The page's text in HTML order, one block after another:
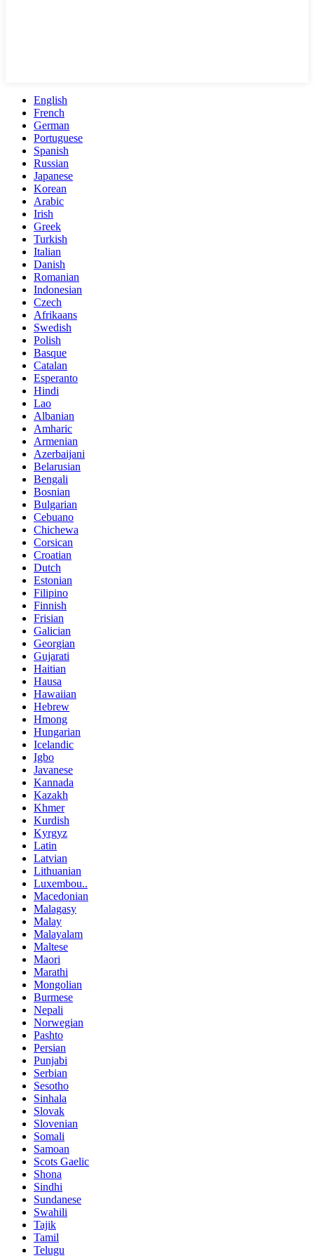
English
French
German
Portuguese
Spanish
Russian
Japanese
Korean
Arabic
Irish
Greek
Turkish
Italian
Danish
Romanian
Indonesian
Czech
Afrikaans
Swedish
Polish
Basque
Catalan
Esperanto
Hindi
Lao
Albanian
Amharic
Armenian
Azerbaijani
Belarusian
Bengali
Bosnian
Bulgarian
Cebuano
Chichewa
Corsican
Croatian
Dutch
Estonian
Filipino
Finnish
Frisian
Galician
Georgian
Gujarati
Haitian
Hausa
Hawaiian
Hebrew
Hmong
Hungarian
Icelandic
Igbo
Javanese
Kannada
Kazakh
Khmer
Kurdish
Kyrgyz
Latin
Latvian
Lithuanian
Luxembou..
Macedonian
Malagasy
Malay
Malayalam
Maltese
Maori
Marathi
Mongolian
Burmese
Nepali
Norwegian
Pashto
Persian
Punjabi
Serbian
Sesotho
Sinhala
Slovak
Slovenian
Somali
Samoan
Scots Gaelic
Shona
Sindhi
Sundanese
Swahili
Tajik
Tamil
Telugu